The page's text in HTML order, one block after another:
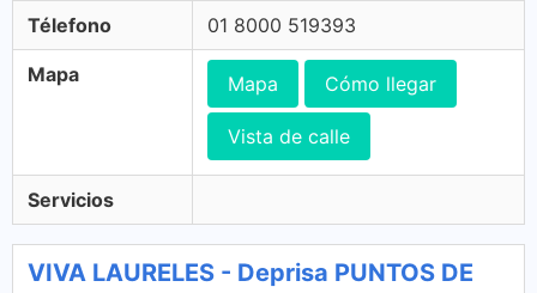
Télefono 01 8000 519393
Mapa Mapa Cómo llegar
Vista de calle
Servicios
VIVA LAURELES - Deprisa PUNTOS DE